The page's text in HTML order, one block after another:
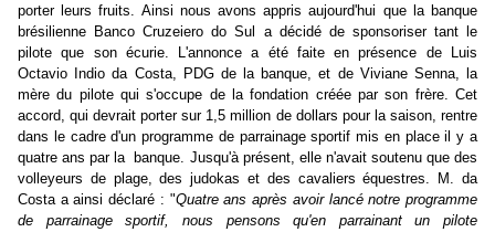
porter leurs fruits. Ainsi nous avons appris aujourd'hui que la banque
brésilienne Banco Cruzeiero do Sul a décidé de sponsoriser tant le
pilote que son écurie. L'annonce a été faite en présence de Luis
Octavio Indio da Costa, PDG de la banque, et de Viviane Senna, la
mère du pilote qui s'occupe de la fondation créée par son frère. Cet
accord, qui devrait porter sur 1,5 million de dollars pour la saison, rentre
dans le cadre d'un programme de parrainage sportif mis en place il y a
quatre ans par la banque. Jusqu'à présent, elle n'avait soutenu que des
volleyeurs de plage, des judokas et des cavaliers équestres. M. da
Costa a ainsi déclaré : "Quatre ans après avoir lancé notre programme
de parrainage sportif, nous pensons qu'en parrainant un pilote